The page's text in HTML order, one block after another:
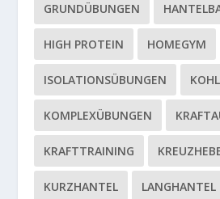
GRUNDÜBUNGEN
HIGH PROTEIN HOMEGYM
ISOLATIONSÜBUNGEN
KOMPLEXÜBUNGEN
KRAFTTRAINING
KURZHANTEL LANGHANTEL